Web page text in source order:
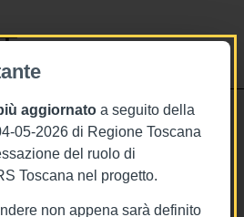
aggiornato a seguito della
05-2026 di Regione Toscana
del ruolo di
Toscana nel progetto.
non appena sarà definito
wisely, pensare